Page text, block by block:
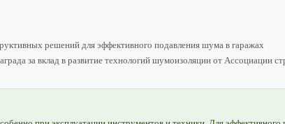
решений для эффективного подавления шума в гаражах
за вклад в развитие технологий шумоизоляции от Ассоциации